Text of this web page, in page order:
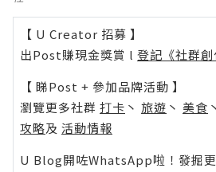
【 U Creator 招募 】
出Post賺現金獎賞 l 登記《社群創
【 睇Post + 參加品牌活動 】
瀏覽更多社群 打卡 丶 旅遊 丶 美食 丶
攻略及 活動情報
U Blog開咗WhatsApp啦！發掘更